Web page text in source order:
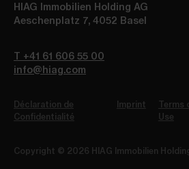
HIAG Immobilien Holding AG
Aeschenplatz 7, 4052 Basel
T +41 61 606 55 00
info@hiag.com
Déclaration de
Confidentialité
Imprint
Terms
Use
Copyright © 2026 HIAG Immobilien